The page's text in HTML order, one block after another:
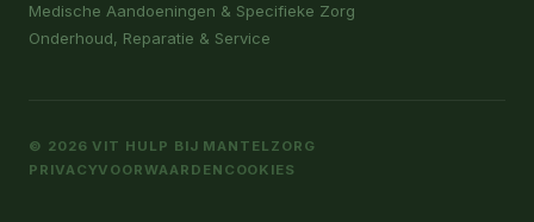
Medische Aandoeningen & Specifieke Zorg
Onderhoud, Reparatie & Service
© 2026 VIT HULP BIJ MANTELZORG
PRIVACYVOORWAARDEN COOKIES